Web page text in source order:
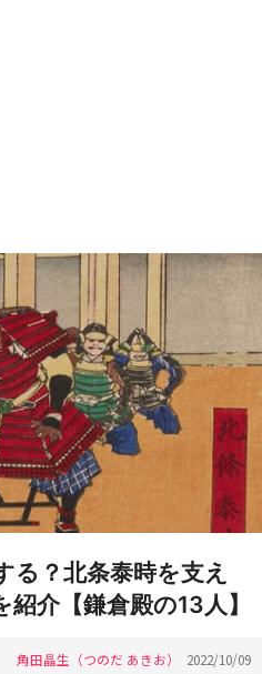
る？北条泰時を支え
介【鎌倉殿の13人】
角田晶生（つのだ あきお） 2022/10/09